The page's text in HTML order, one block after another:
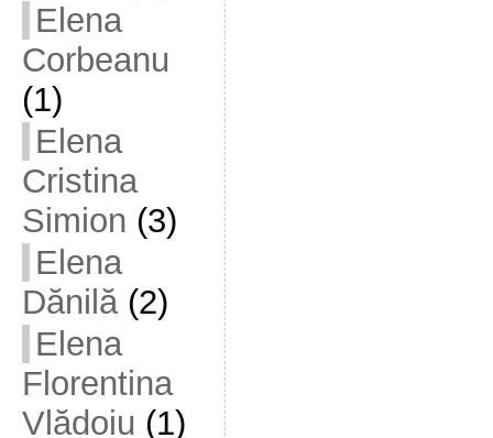
Elena
Corbeanu
(1)
Elena
Cristina
Simion (3)
Elena
Dănilă(2)
Elena
Florentina
Vlădoiu (1)